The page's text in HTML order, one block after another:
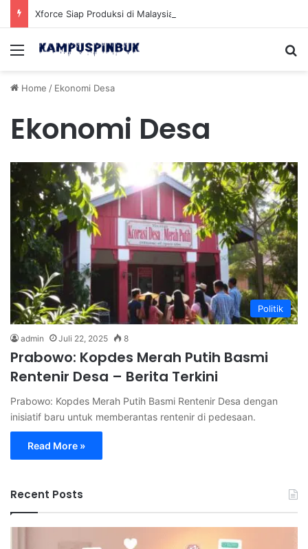
Menu
Home / Ekonomi Desa
Ekonomi Desa
Politik
admin Juli 22, 2025 8
Prabowo: Kopdes Merah Putih Basmi
Rentenir Desa – Berita Terkini
Prabowo: Kopdes Merah Putih Basmi Rentenir Desa dengan
inisiatif baru untuk memberantas rentenir di pedesaan.
Read More »
Recent Posts